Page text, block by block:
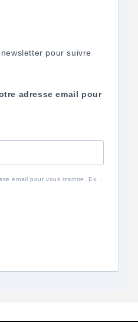
pour suivre
adresse email pour
email pour vous inscrire. Ex. :